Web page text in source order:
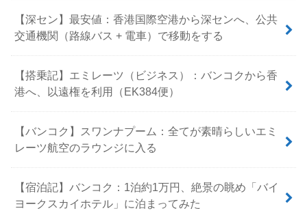
【深セン】最安値：香港国際空港から深センへ、公共
交通機関（路線バス + 電車）で移動をする
【搭乗記】エミレーツ（ビジネス）：バンコクから香
港へ、以遠権を利用（EK384便）
【バンコク】スワンナプーム：全てが素晴らしいエミ
レーツ航空のラウンジに入る
【宿泊記】バンコク：1泊約1万円、絶景の眺め「バイ
ヨークスカイホテル」に泊まってみた